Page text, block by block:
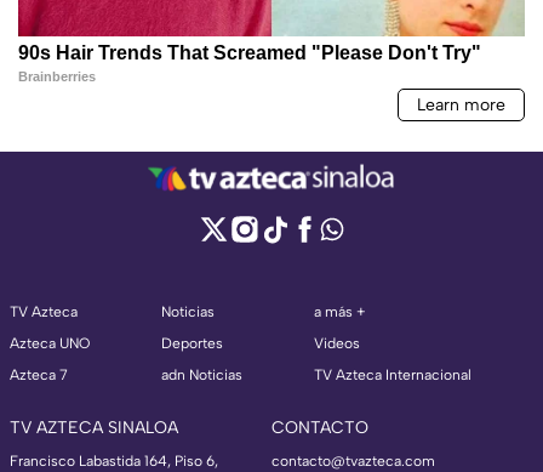
TV Azteca
Azteca UNO
Azteca 7
Noticias
Deportes
adn Noticias
a más +
Videos
TV Azteca Internacional
TV AZTECA SINALOA
Francisco Labastida 164, Piso 6,
CONTACTO
contacto@tvazteca.com